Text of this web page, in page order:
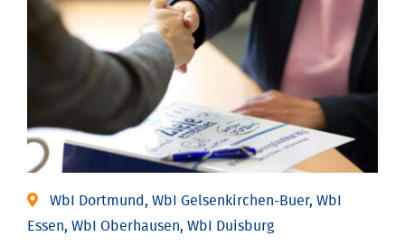
WbI Dortmund, WbI Gelsenkirchen-Buer, WbI
Essen, WbI Oberhausen, WbI Duisburg